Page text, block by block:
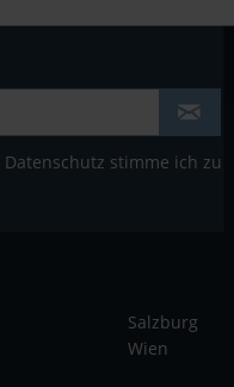
Datenschutz stimme ich zu
Salzburg
Wien